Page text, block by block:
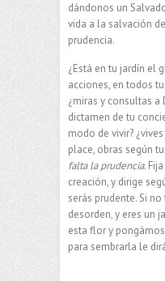
dándonos un
vida a la salvación
prudencia.
¿Está en tu jardín el
acciones, en todos
¿miras y consultas a
dictamen de tu
modo de vivir?
place, obras según
falta la prudencia.
creación, y dirige
serás prudente. Si
desorden, y eres un
esta flor y
para sembrarla le